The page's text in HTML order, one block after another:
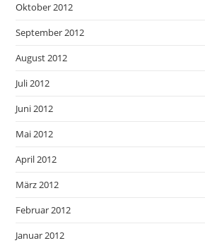
Oktober 2012
September 2012
August 2012
Juli 2012
Juni 2012
Mai 2012
April 2012
März 2012
Februar 2012
Januar 2012